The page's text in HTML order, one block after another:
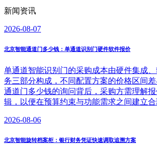
新闻资讯
2026-08-07
北京智能通道门多少钱：单通道识别门硬件软件报价
单通道智能识别门的采购成本由硬件集成
务三部分构成，不同配置方案的价格区间
通道门多少钱的询问背后，采购方需理解
辑，以便在预算约束与功能需求之间建立合
2026-08-06
北京智能旋转档案柜：银行财务凭证快速调取追溯方案